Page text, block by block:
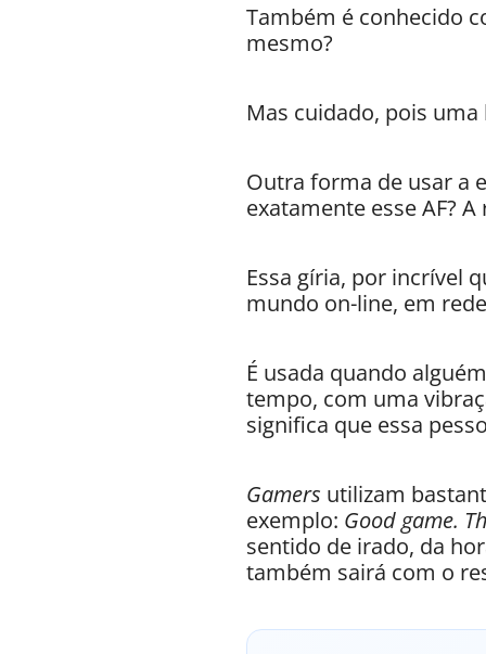
Também é conhecido
mesmo?
Mas cuidado, pois
Outra forma de usar a
exatamente esse AF?
Essa gíria, por incrível
mundo on-line, em
É usada quando
tempo, com uma
significa que essa
Gamers utilizam
exemplo: Good game.
sentido de irado, da
também sairá com o